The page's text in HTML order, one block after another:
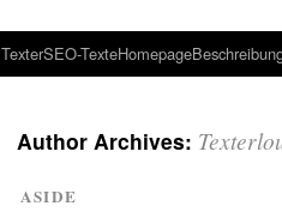
TexterSEO-TexteHomepage
Author Archives:
ASIDE